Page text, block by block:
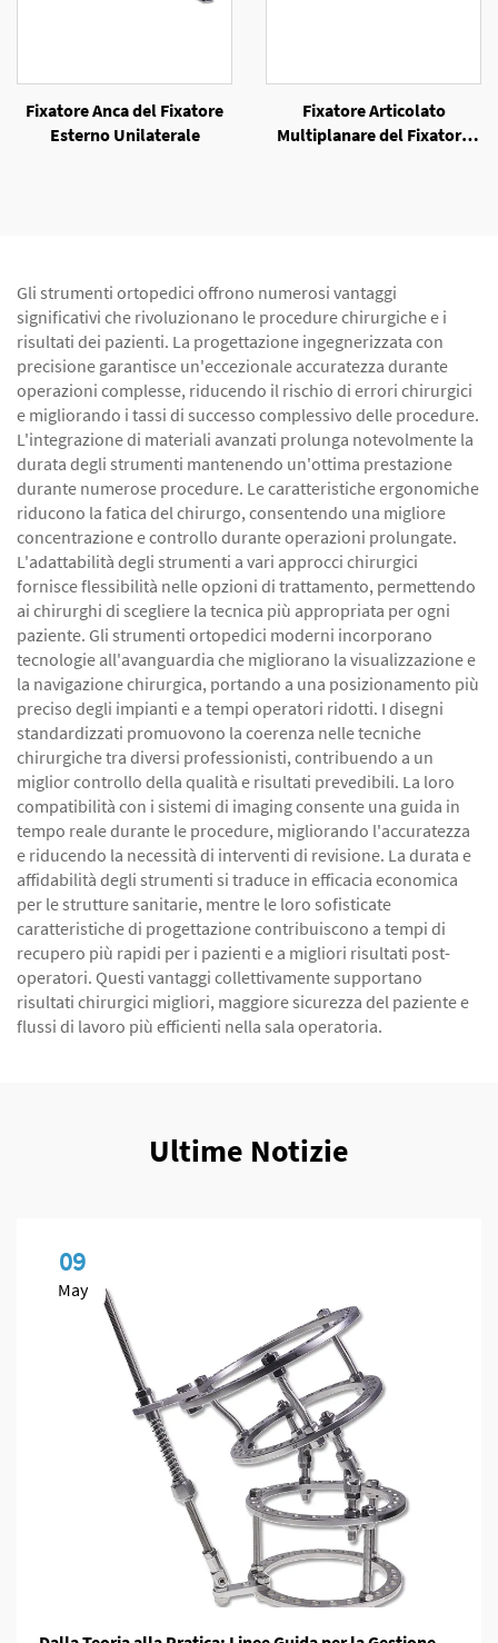
Fixatore Anca del Fixatore
Esterno Unilaterale
Fixatore Articolato
Multiplanare del Fixatore
Gli strumenti ortopedici offrono numerosi vantaggi
significativi che rivoluzionano le procedure chirurgiche e i
risultati dei pazienti. La progettazione ingegnerizzata con
precisione garantisce un'eccezionale accuratezza durante
operazioni complesse, riducendo il rischio di errori chirurgici
e migliorando i tassi di successo complessivo delle procedure.
L'integrazione di materiali avanzati prolunga notevolmente la
durata degli strumenti mantenendo un'ottima prestazione
durante numerose procedure. Le caratteristiche ergonomiche
riducono la fatica del chirurgo, consentendo una migliore
concentrazione e controllo durante operazioni prolungate.
L'adattabilità degli strumenti a vari approcci chirurgici
fornisce flessibilità nelle opzioni di trattamento, permettendo
ai chirurghi di scegliere la tecnica più appropriata per ogni
paziente. Gli strumenti ortopedici moderni incorporano
tecnologie all'avanguardia che migliorano la visualizzazione e
la navigazione chirurgica, portando a una posizionamento più
preciso degli impianti e a tempi operatori ridotti. I disegni
standardizzati promuovono la coerenza nelle tecniche
chirurgiche tra diversi professionisti, contribuendo a un
miglior controllo della qualità e risultati prevedibili. La loro
compatibilità con i sistemi di imaging consente una guida in
tempo reale durante le procedure, migliorando l'accuratezza
e riducendo la necessità di interventi di revisione. La durata e
affidabilità degli strumenti si traduce in efficacia economica
per le strutture sanitarie, mentre le loro sofisticate
caratteristiche di progettazione contribuiscono a tempi di
recupero più rapidi per i pazienti e a migliori risultati post-
operatori. Questi vantaggi collettivamente supportano
risultati chirurgici migliori, maggiore sicurezza del paziente e
flussi di lavoro più efficienti nella sala operatoria.
Ultime Notizie
09
May